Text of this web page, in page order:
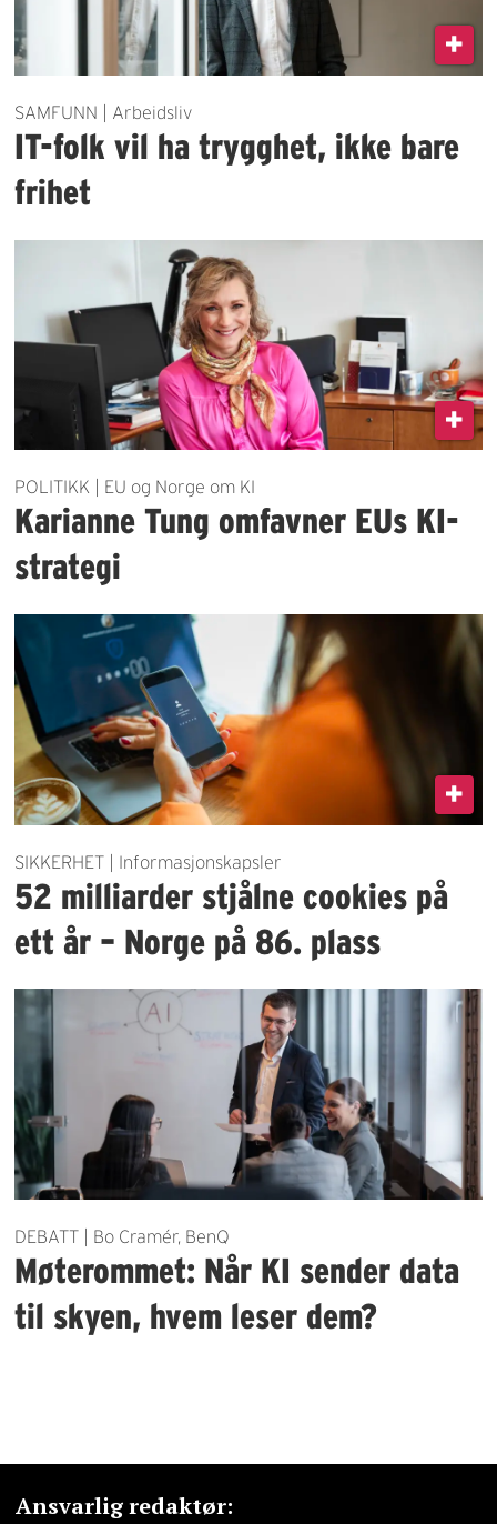
SAMFUNN | Arbeidsliv
IT-folk vil ha trygghet, ikke bare
frihet
POLITIKK | EU og Norge om KI
Karianne Tung omfavner EUs KI-
strategi
SIKKERHET | Informasjonskapsler
52 milliarder stjålne cookies på
ett år – Norge på 86. plass
DEBATT | Bo Cramér, BenQ
Møterommet: Når KI sender data
til skyen, hvem leser dem?
Ansvarlig redaktør: